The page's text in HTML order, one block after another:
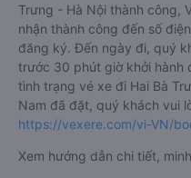
Trưng - Hà Nội thành công,
nhận thành công đến số
đăng ký. Đến ngày đi, quý
trước 30 phút giờ khởi hành
tình trạng vé xe đi Hai Bà
Nam đã đặt, quý khách vui
https://vexere.com/vi-VN/
Xem hướng dẫn chi tiết,